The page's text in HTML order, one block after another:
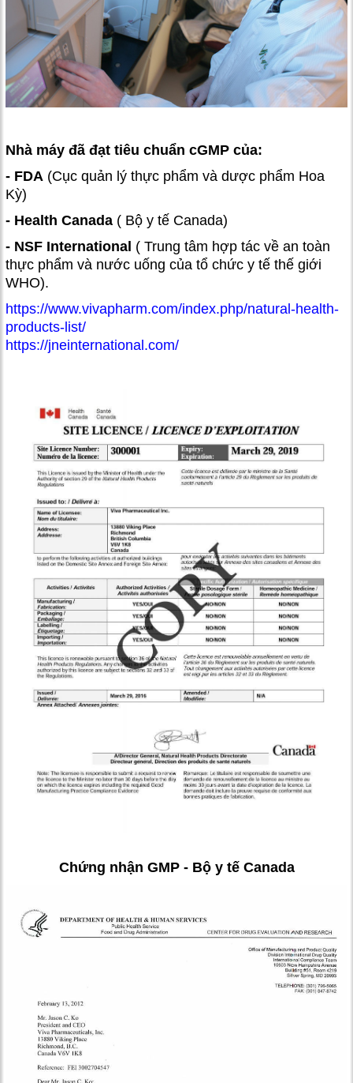
Nhà máy đã đạt tiêu chuẩn cGMP của:
- FDA (Cục quản lý thực phẩm và dược phẩm Hoa
Kỳ)
- Health Canada ( Bộ y tế Canada)
- NSF International ( Trung tâm hợp tác về an toàn
thực phẩm và nước uống của tổ chức y tế thế giới
WHO).
https://www.vivapharm.com/index.php/natural-health-
products-list/
https://jneinternational.com/
Chứng nhận GMP - Bộ y tế Canada